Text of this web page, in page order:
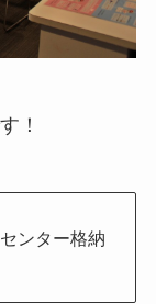
！
ンター格納